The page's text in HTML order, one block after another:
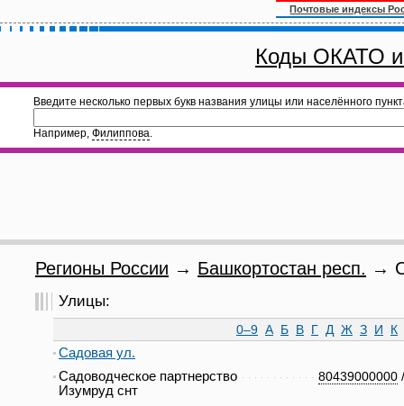
Почтовые индексы
Коды ОКАТО
Введите несколько первых букв названия улицы или населённого
Например, Филиппова.
Регионы России → Башкортостан респ. →
Улицы:
0–9 А Б В Г Д Ж З И
К
Садовая ул.
80439000000
Садоводческое партнерство
Изумруд снт